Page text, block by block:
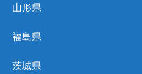
山形県
福島県
茨城県